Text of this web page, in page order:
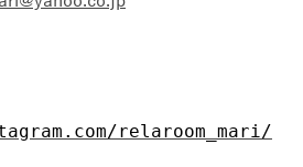
relaroom_mari/